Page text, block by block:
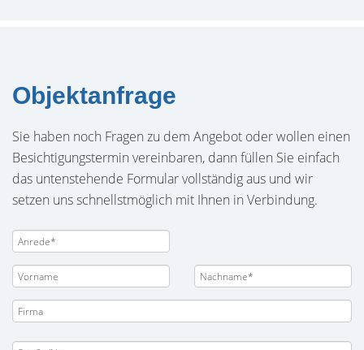
Objektanfrage
Sie haben noch Fragen zu dem Angebot oder wollen einen
Besichtigungstermin vereinbaren, dann füllen Sie einfach
das untenstehende Formular vollständig aus und wir
setzen uns schnellstmöglich mit Ihnen in Verbindung.